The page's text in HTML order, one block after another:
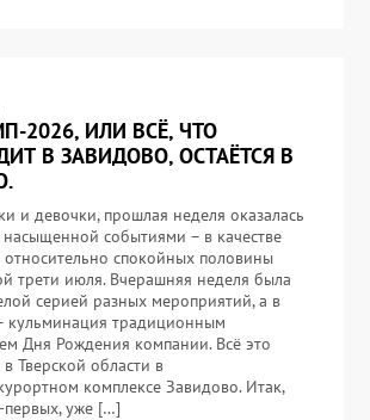
2026, ИЛИ ВСЁ, ЧТО
В ЗАВИДОВО, ОСТАЁТСЯ В
и девочки, прошлая неделя оказалась
событиями – в качестве
спокойных половины
трети июля. Вчерашняя неделя была
серией разных мероприятий, а в
кульминация традиционным
Дня Рождения компании. Всё это
Тверской области в
комплексе Завидово. Итак,
первых, уже […]